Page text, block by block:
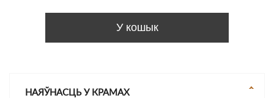
У кошык
НАЯЎНАСЦЬ У КРАМАХ